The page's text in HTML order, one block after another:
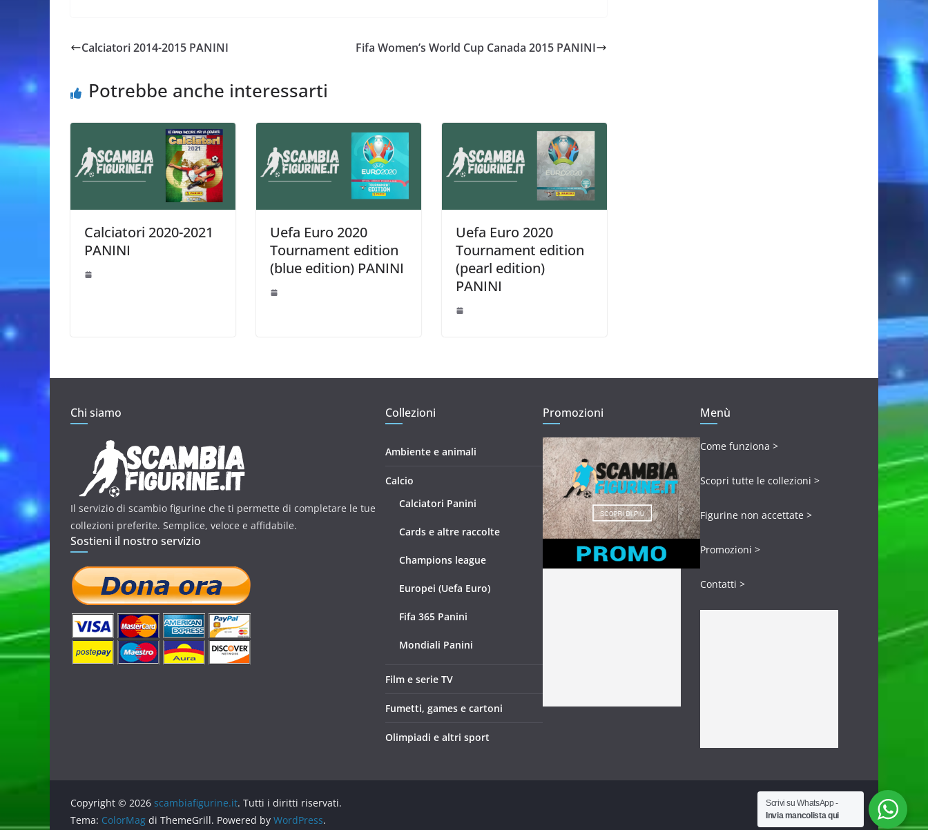
Calciatori 2014-2015 PANINI Fifa Women’s World Cup Canada 2015 PANINI
Potrebbe anche interessarti
Calciatori 2020-2021
PANINI
Uefa Euro 2020
Tournament edition
(blue edition) PANINI
Uefa Euro 2020
Tournament edition
(pearl edition)
PANINI
Chi siamo
Il servizio di scambio figurine che ti permette di completare le tue
collezioni preferite. Semplice, veloce e affidabile.
Sostieni il nostro servizio
Collezioni
Ambiente e animali
Calcio
Calciatori Panini
Cards e altre raccolte
Champions league
Europei (Uefa Euro)
Fifa 365 Panini
Mondiali Panini
Film e serie TV
Fumetti, games e cartoni
Olimpiadi e altri sport
Promozioni Menù
Come funziona >
Scopri tutte le collezioni >
Figurine non accettate >
Promozioni >
Contatti >
Copyright © 2026 scambiafigurine.it. Tutti i diritti riservati.
Tema: ColorMag di ThemeGrill. Powered by WordPress.
Scrivi su WhatsApp -
Invia mancolista qui